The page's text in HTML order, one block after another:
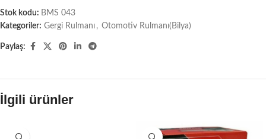
Stok kodu: BMS 043
Kategoriler: Gergi Rulmanı , Otomotiv Rulmanı(Bilya)
Paylaş:
İlgili ürünler